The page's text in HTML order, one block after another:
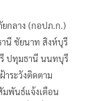
กลาง (กอปภ.ก.)
านี ชัยนาท สิงห์บุรี
ปทุมธานี นนทบุรี
าระวังติดตาม
มพันธ์แจ้งเตือน